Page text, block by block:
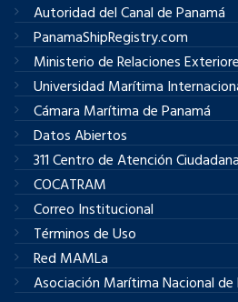
Autoridad del Canal de Panamá
PanamaShipRegistry.com
Ministerio de Relaciones
Universidad Marítima
Cámara Marítima de Panamá
Datos Abiertos
311 Centro de Atención Ciudadana
COCATRAM
Correo Institucional
Términos de Uso
Red MAMLa
Asociación Marítima Nacional de